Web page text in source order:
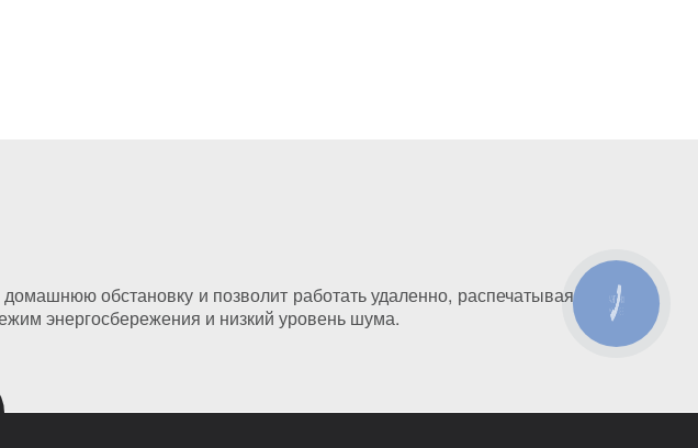
обстановку и позволит работать удаленно, распечатывая как
энергосбережения и низкий уровень шума.
КНОПКА
ЗВ'ЯЗКУ